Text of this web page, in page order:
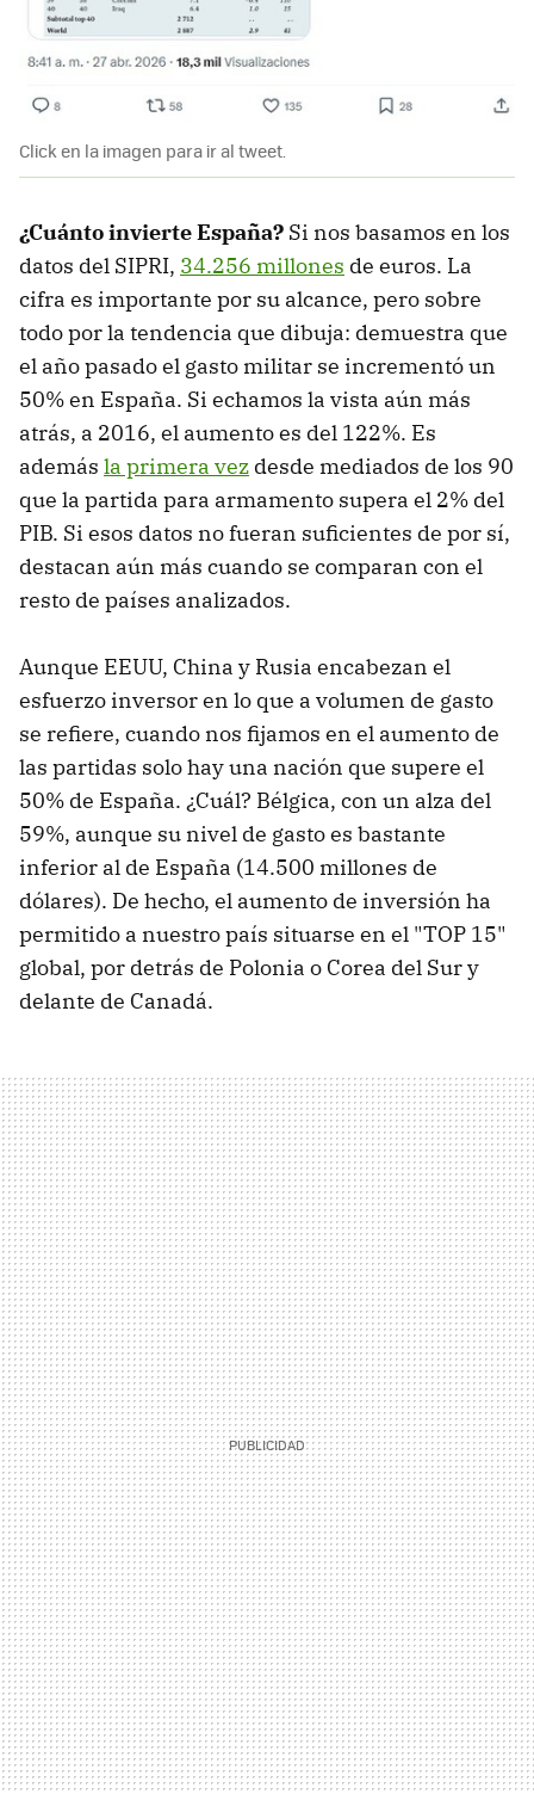
Click en la imagen para ir al tweet.
¿Cuánto invierte España? Si nos basamos en los
datos del SIPRI, 34.256 millones de euros. La
cifra es importante por su alcance, pero sobre
todo por la tendencia que dibuja: demuestra que
el año pasado el gasto militar se incrementó un
50% en España. Si echamos la vista aún más
atrás, a 2016, el aumento es del 122%. Es
además la primera vez desde mediados de los 90
que la partida para armamento supera el 2% del
PIB. Si esos datos no fueran suficientes de por sí,
destacan aún más cuando se comparan con el
resto de países analizados.
Aunque EEUU, China y Rusia encabezan el
esfuerzo inversor en lo que a volumen de gasto
se refiere, cuando nos fijamos en el aumento de
las partidas solo hay una nación que supere el
50% de España. ¿Cuál? Bélgica, con un alza del
59%, aunque su nivel de gasto es bastante
inferior al de España (14.500 millones de
dólares). De hecho, el aumento de inversión ha
permitido a nuestro país situarse en el "TOP 15"
global, por detrás de Polonia o Corea del Sur y
delante de Canadá.